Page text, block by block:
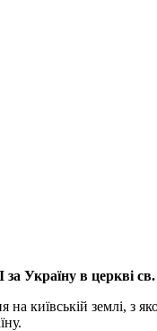
за Україну в церкві
київській землі, з